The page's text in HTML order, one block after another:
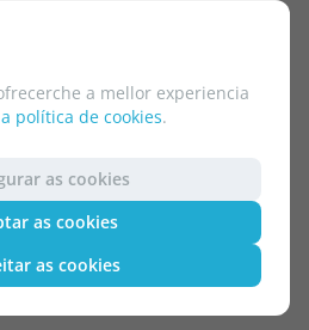
a mellor experiencia
política de cookies.
as cookies
as cookies
as cookies